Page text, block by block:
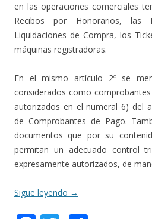
en las operaciones comerciales
Recibos por Honorarios, las
Liquidaciones de Compra, los
máquinas registradoras.
En el mismo artículo 2º se
considerados como
autorizados en el numeral 6) del
de Comprobantes de Pago.
documentos que por su
permitan un adecuado control
expresamente autorizados, de
Sigue leyendo →